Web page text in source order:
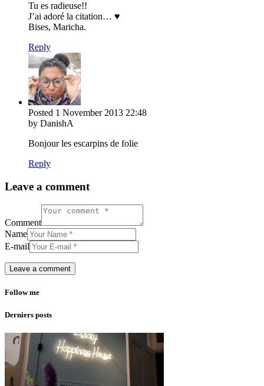
Tu es radieuse!!
J’ai adoré la citation… ♥
Bises, Maricha.
Reply
Posted 1 November 2013 22:48
by DanishA
Bonjour les escarpins de folie
Reply
Leave a comment
Comment
Name
E-mail
Follow me
Derniers posts